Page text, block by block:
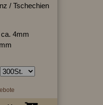
/ Tschechien
4mm